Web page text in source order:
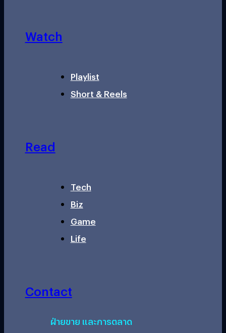
Watch
Playlist
Short & Reels
Read
Tech
Biz
Game
Life
Contact
ฝ่ายขาย และการตลาด